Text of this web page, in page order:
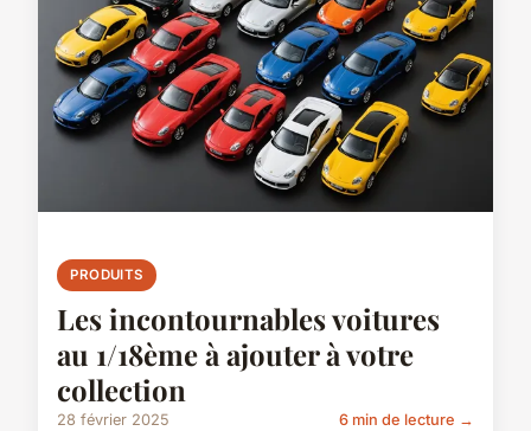
PRODUITS
Les incontournables voitures
au 1/18ème à ajouter à votre
collection
28 février 2025 6 min de lecture →